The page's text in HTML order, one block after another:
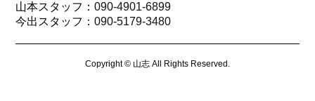
山本スタッフ：090-4901-6899
今出スタッフ：090-5179-3480
Copyright © 山志 All Rights Reserved.